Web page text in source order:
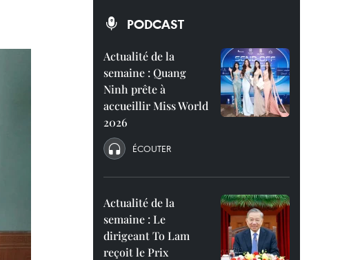
PODCAST
Actualité de la
semaine : Quang
Ninh prête à
accueillir Miss World
2026
ÉCOUTER
Actualité de la
semaine : Le
dirigeant To Lam
reçoit le Prix